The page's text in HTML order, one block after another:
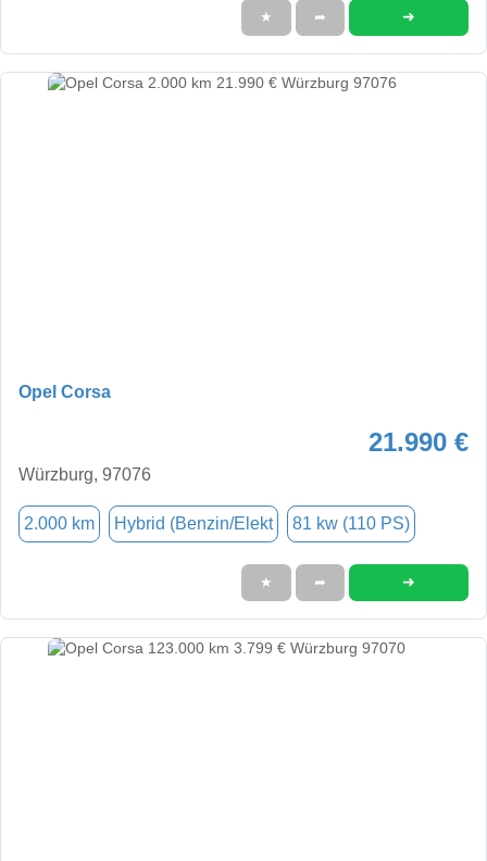
★ ➦ ➜
Opel Corsa
21.990 €
Würzburg, 97076
2.000 km Hybrid (Benzin/Elekt 81 kw (110 PS)
★ ➦ ➜